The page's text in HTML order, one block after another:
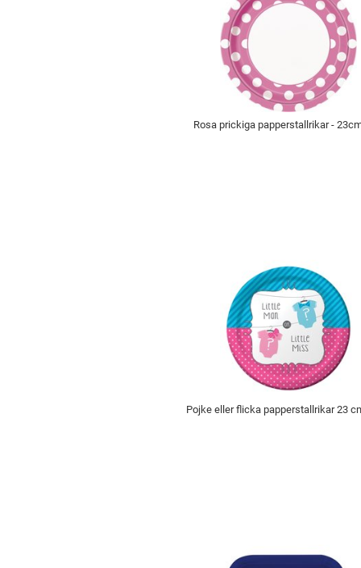
Rosa prickiga papperstallrikar -
Pojke eller flicka papperstallrikar 23